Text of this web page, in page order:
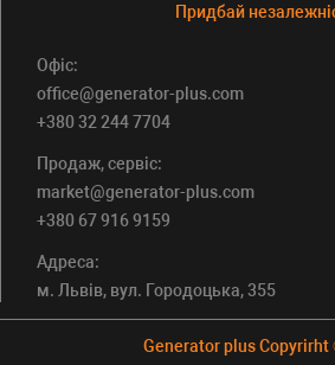
Придбай
Офіс:
office@generator-plus.com
+380 32 244 7704
Продаж, сервіс:
market@generator-plus.com
+380 67 916 9159
Адреса:
м. Львів, вул. Городоцька, 355
Generator plus Copyrirht